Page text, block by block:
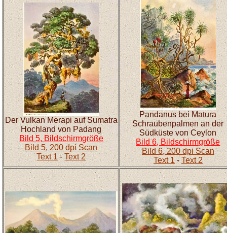
Der Vulkan Merapi auf Sumatra
Hochland von Padang
Bild 5, Bildschirmgröße
Bild 5, 200 dpi Scan
Text 1-Text 2
Pandanus bei Matura
Schraubenpalmen an der
Südküste von Ceylon
Bild 6, Bildschirmgröße
Bild 6, 200 dpi Scan
Text 1 -Text 2